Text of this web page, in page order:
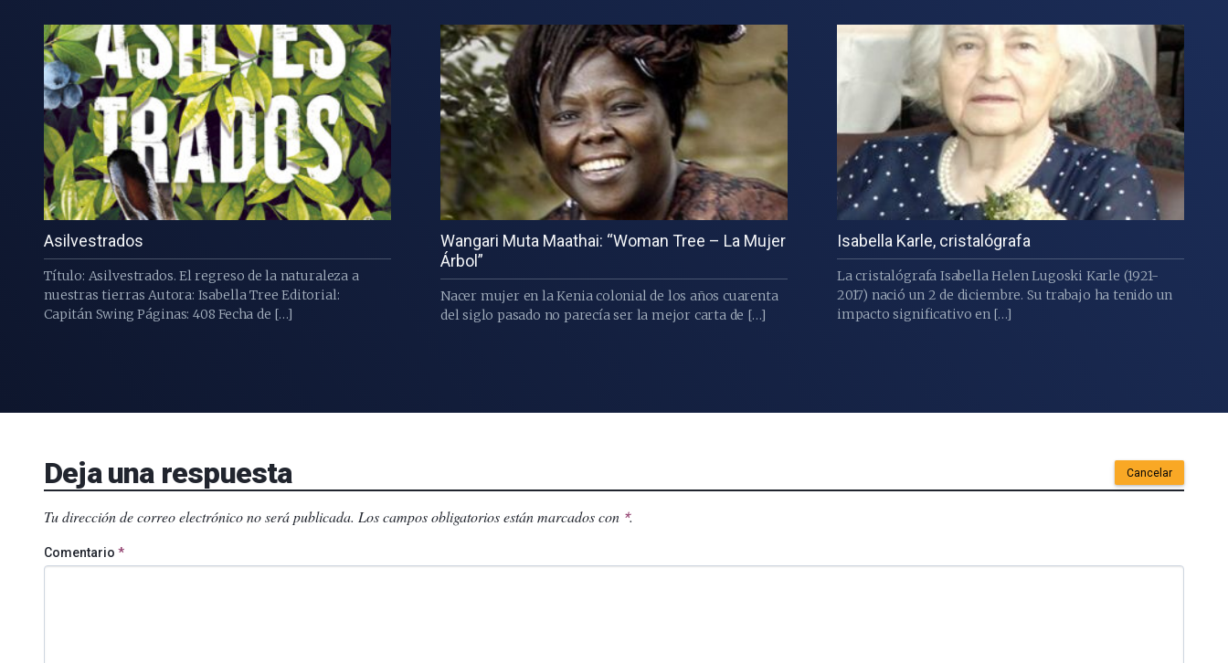
Asilvestrados
Título: Asilvestrados. El regreso de la naturaleza a
nuestras tierras Autora: Isabella Tree Editorial:
Capitán Swing Páginas: 408 Fecha de […]
Wangari Muta Maathai: “Woman Tree – La Mujer
Árbol”
Nacer mujer en la Kenia colonial de los años cuarenta
del siglo pasado no parecía ser la mejor carta de […]
Isabella Karle, cristalógrafa
La cristalógrafa Isabella Helen Lugoski Karle (1921-
2017) nació un 2 de diciembre. Su trabajo ha tenido un
impacto significativo en […]
Deja una respuesta Cancelar
Tu dirección de correo electrónico no será publicada. Los campos obligatorios están marcados con *.
Comentario *